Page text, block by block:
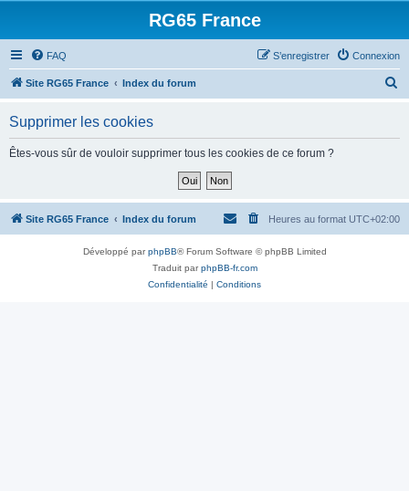
RG65 France
FAQ Connexion
S’enregistrer
Site RG65 France Index du forum
h
Supprimer les cookies
Êtes-vous sûr de vouloir supprimer tous les cookies de ce forum ?
Site RG65 France Index du forum Heures au format UTC+02:00
Développé parphpBB® Forum Software © phpBB Limited
Traduit parphpBB-fr.com
Confidentialité | Conditions